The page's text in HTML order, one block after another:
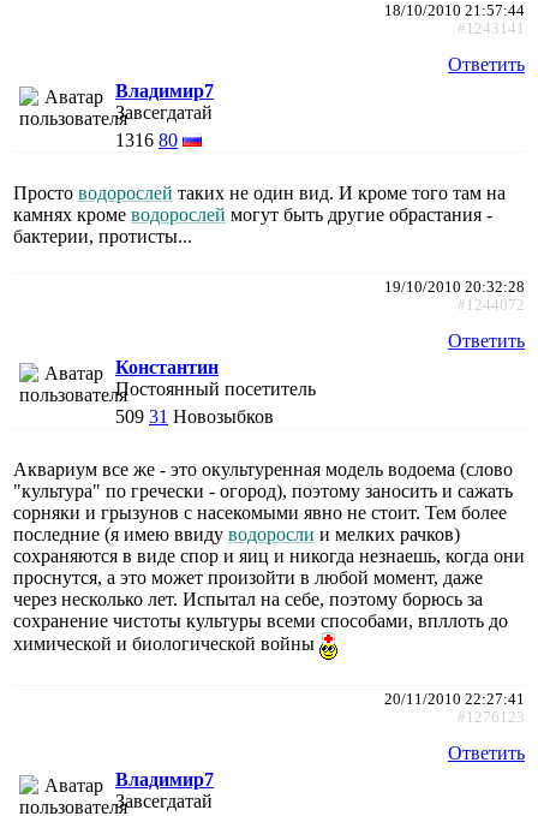
18/10/2010 21:57:44
#1243141
Ответить
Владимир7
Завсегдатай
1316 80
Просто водорослей таких не один вид. И кроме того там на
камнях кроме водорослей могут быть другие обрастания -
бактерии, протисты...
19/10/2010 20:32:28
#1244072
Ответить
Константин
Постоянный посетитель
509 31 Новозыбков
Аквариум все же - это окультуренная модель водоема (слово
"культура" по гречески - огород), поэтому заносить и сажать
сорняки и грызунов с насекомыми явно не стоит. Тем более
последние (я имею ввиду водоросли и мелких рачков)
сохраняются в виде спор и яиц и никогда незнаешь, когда они
проснутся, а это может произойти в любой момент, даже
через несколько лет. Испытал на себе, поэтому борюсь за
сохранение чистоты культуры всеми способами, впллоть до
химической и биологической войны
20/11/2010 22:27:41
#1276123
Ответить
Владимир7
Завсегдатай